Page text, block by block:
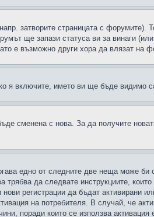
затворите страницата с
ще запази статуса ви за винаги
е възможно други хора да влязат на
я включите, името ви ще бъде видимо
сменена с нова. За да получите
едно от следните две неща може
трябва да следвате инструкциите,
регистрации да бъдат активирани
на потребителя. В случай, че
поради които се използва